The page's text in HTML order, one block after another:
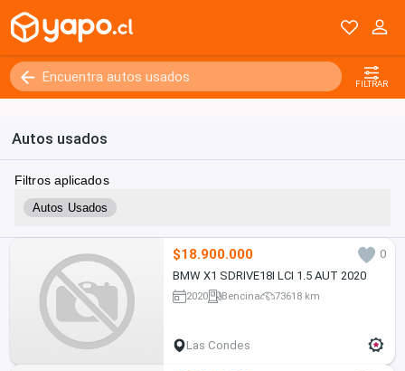
FILTRAR
Autos usados
Filtros aplicados
Autos Usados
$18.900.000
0
BMW X1 SDRIVE18I LCI 1.5 AUT 2020
2020 Bencina 73618 km
Las Condes